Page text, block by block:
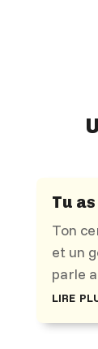
Tu
Ton
et un
parle
lire